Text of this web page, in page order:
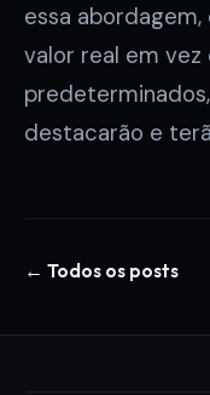
essa
valor real em
destacarão e
← Todos os posts